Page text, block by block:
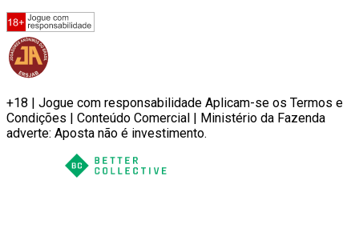
+18 | Jogue com responsabilidade Aplicam-se os Termos e
Condições | Conteúdo Comercial | Ministério da Fazenda
adverte: Aposta não é investimento.